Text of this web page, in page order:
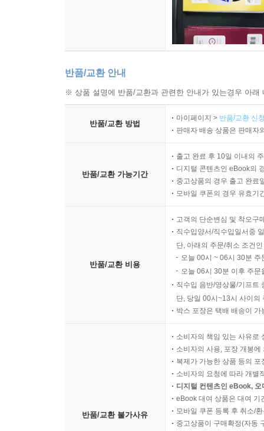
반품/교환 안내
※ 상품 설명에 반품/교환과 관련한 안내가 있는경우 아
반품/교환 방법
마이페이지 > 반품/교환 신
판매자 배송 상품은 판매자
반품/교환 가능기간
출고 완료 후 10일 이내의
디지털 콘텐츠인 eBook의
중고상품의 경우 출고 완료
모바일 쿠폰의 경우 유효기
반품/교환 비용
고객의 단순변심 및 착오구
직수입양서/직수입일서중
단, 아래의 주문/취소 조건
오늘 00시 ~ 06시 30분
오늘 06시 30분 이후 주
직수입 음반/영상물/기프트
단, 당일 00시~13시 사이의
박스 포장은 택배 배송이
반품/교환 불가사유
소비자의 책임 있는 사유로
소비자의 사용, 포장 개봉
복제가 가능한 상품 등의
소비자의 요청에 따라 개별
디지털 컨텐츠인 eBook,
eBook 대여 상품은 대여 기
모바일 쿠폰 등록 후 취소/
중고상품이 구매확정(자동